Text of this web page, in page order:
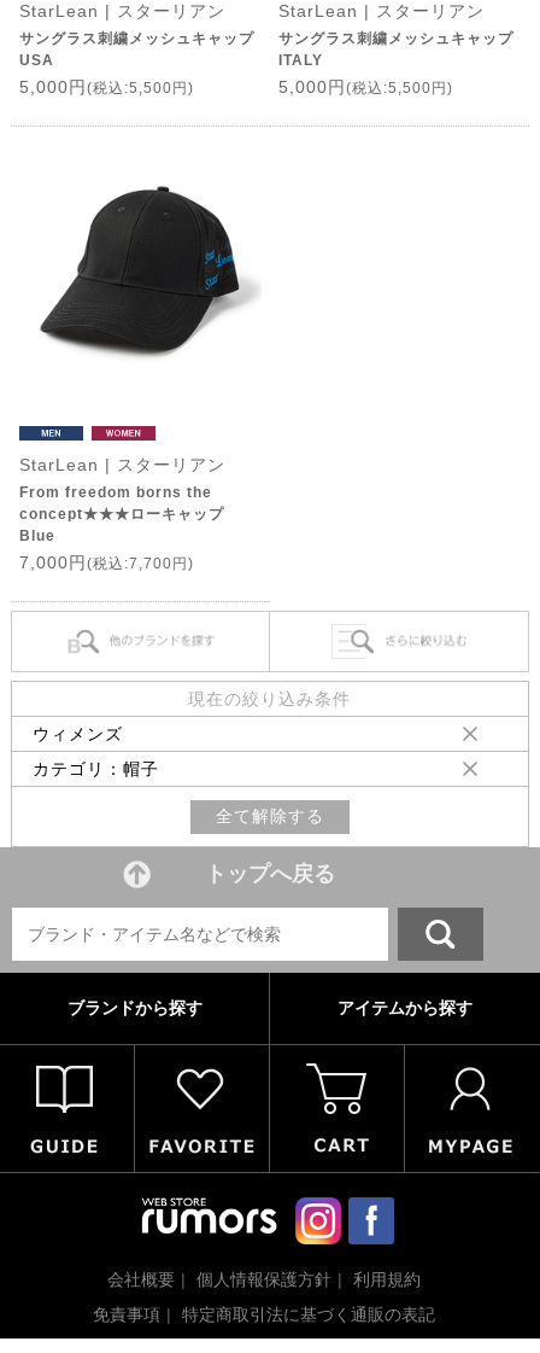
StarLean | スターリアン
サングラス刺繍メッシュキャップ
USA
5,000円 (税込:5,500円)
StarLean | スターリアン
サングラス刺繍メッシュキャップ
ITALY
5,000円 (税込:5,500円)
StarLean | スターリアン
From freedom borns the
concept★★★ローキャップ
Blue
7,000円 (税込:7,700円)
現在の絞り込み条件
ウィメンズ
カテゴリ：帽子
全て解除する
トップへ戻る
ブランドから探す アイテムから探す
会社概要 個人情報保護方針
利用規約
免責事項
特定商取引法に基づく通販の表記